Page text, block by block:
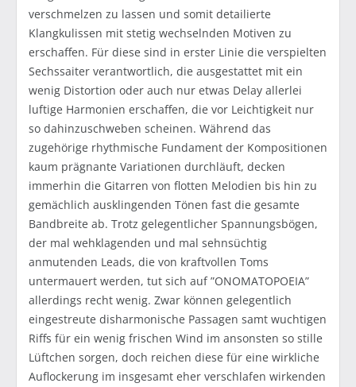
verschmelzen zu lassen und somit detailierte
Klangkulissen mit stetig wechselnden Motiven zu
erschaffen. Für diese sind in erster Linie die verspielten
Sechssaiter verantwortlich, die ausgestattet mit ein
wenig Distortion oder auch nur etwas Delay allerlei
luftige Harmonien erschaffen, die vor Leichtigkeit nur
so dahinzuschweben scheinen. Während das
zugehörige rhythmische Fundament der Kompositionen
kaum prägnante Variationen durchläuft, decken
immerhin die Gitarren von flotten Melodien bis hin zu
gemächlich ausklingenden Tönen fast die gesamte
Bandbreite ab. Trotz gelegentlicher Spannungsbögen,
der mal wehklagenden und mal sehnsüchtig
anmutenden Leads, die von kraftvollen Toms
untermauert werden, tut sich auf ”ONOMATOPOEIA”
allerdings recht wenig. Zwar können gelegentlich
eingestreute disharmonische Passagen samt wuchtigen
Riffs für ein wenig frischen Wind im ansonsten so stille
Lüftchen sorgen, doch reichen diese für eine wirkliche
Auflockerung im insgesamt eher verschlafen wirkenden